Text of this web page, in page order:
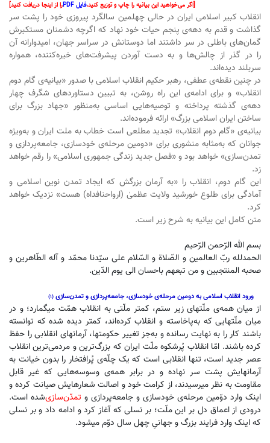
[اگر می‌خواهید این بیانیه را چاپ و توزیع کنید،فایل PDF را از اینجا دریافت کنید]
انقلاب کبیر اسلامی ایران در حالی چهلمین سالگرد پیروزی خود را پشت سر
گذاشت و قدم به دهه‌ی پنجم حیات خود نهاد که اگرچه دشمنان مستکبرش
گمان‌های باطلی در سر داشتند اما دوستانش در سراسر جهان، امیدوارانه آن
را در گذر از چالش‌ها و به دست آوردن پیشرفت‌های خیره‌کننده، همواره
سربلند دیده‌اند.
در چنین نقطه‌ی عطفی، رهبر حکیم انقلاب اسلامی با صدور «بیانیه‌ی گام دوم
انقلاب» و برای ادامه‌ی این راه روشن، به تبیین دستاوردهای شگرف چهار
دهه‌ی گذشته پرداخته و توصیه‌هایی اساسی به‌منظور «جهاد بزرگ برای
ساختن ایران اسلامی بزرگ» ارائه فرموده‌اند.
بیانیه‌ی «گام دوم انقلاب» تجدید مطلعی است خطاب به ملت ایران و به‌ویژه
جوانان که به‌مثابه منشوری برای «دومین مرحله‌ی خودسازی، جامعه‌پردازی و
تمدن‌سازی» خواهد بود و «فصل جدید زندگی جمهوری اسلامی» را رقم خواهد
زد.
این گام دوم، انقلاب را «به آرمان بزرگش که ایجاد تمدن نوین اسلامی و
آمادگی برای طلوع خورشید ولایت عظمیٰ (ارواحنافداه) هست» نزدیک خواهد
کرد.
متن کامل این بیانیه به شرح زیر است.
بسم الله الرّحمن الرّحیم
الحمدلله ربّ العالمین و الصّلاة و السّلام علی سیّدنا محمّد و آله‌ الطّاهرین و
صحبه المنتجبین و من تبعهم باحسان الی یوم الدّین.
ورود انقلاب اسلامی به دومین مرحله‌‌ی خودسازی، جامعه‌پردازی و تمدن‌سازی (۱)
از میان همه‌ی ملّتهای زیر ستم، کمتر ملّتی به انقلاب همّت میگمارد؛ و در
میان ملّتهایی که به‌پاخاسته و انقلاب کرده‌اند، کمتر دیده شده که توانسته
باشند کار را به نهایت رسانده و به‌جز تغییر حکومتها، آرمانهای انقلابی را حفظ
کرده باشند. امّا انقلاب پُرشکوه ملّت ایران که بزرگ‌ترین و مردمی‌ترین انقلاب
عصر جدید است، تنها انقلابی است که یک چلّه‌ی پُرافتخار را بدون خیانت به
آرمانهایش پشت سر نهاده و در برابر همه‌ی وسوسه‌هایی که غیر قابل
مقاومت به نظر میرسیدند، از کرامت خود و اصالت شعارهایش صیانت کرده و
اینک وارد دوّمین مرحله‌ی خودسازی و جامعه‌پردازی و تمدّن‌سازیشده ‌است.
درودی از اعماق دل بر این ملّت؛ بر نسلی که آغاز کرد و ادامه داد و بر نسلی
که اینک وارد فرایند بزرگ و جهانیِ چهل سال دوّم میشود.